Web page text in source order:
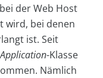
der Web Host
wird, bei denen
ist. Seit
-Klasse
Nämlich